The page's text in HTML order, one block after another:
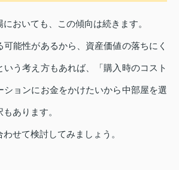
おいても、この傾向は続きます。
可能性があるから、資産価値の落ちにく
いう考え方もあれば、「購入時のコスト
ションにお金をかけたいから中部屋を選
あります。
せて検討してみましょう。